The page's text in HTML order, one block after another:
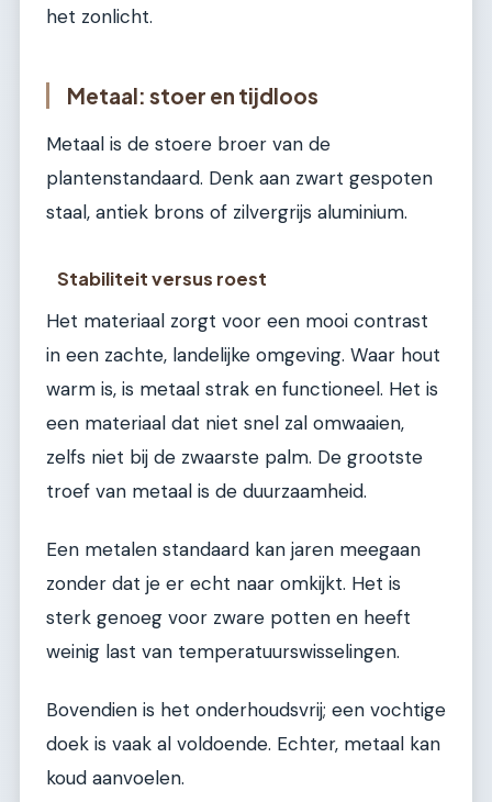
het zonlicht.
Metaal: stoer en tijdloos
Metaal is de stoere broer van de
plantenstandaard. Denk aan zwart gespoten
staal, antiek brons of zilvergrijs aluminium.
Stabiliteit versus roest
Het materiaal zorgt voor een mooi contrast
in een zachte, landelijke omgeving. Waar hout
warm is, is metaal strak en functioneel. Het is
een materiaal dat niet snel zal omwaaien,
zelfs niet bij de zwaarste palm. De grootste
troef van metaal is de duurzaamheid.
Een metalen standaard kan jaren meegaan
zonder dat je er echt naar omkijkt. Het is
sterk genoeg voor zware potten en heeft
weinig last van temperatuurswisselingen.
Bovendien is het onderhoudsvrij; een vochtige
doek is vaak al voldoende. Echter, metaal kan
koud aanvoelen.